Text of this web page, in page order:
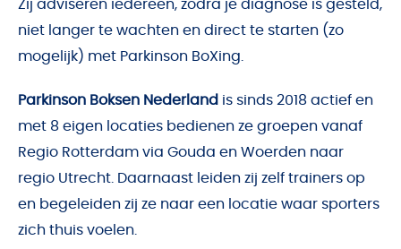
Zij adviseren iedereen, zodra je diagnose is gesteld,
niet langer te wachten en direct te starten (zo
mogelijk) met Parkinson BoXing.
Parkinson Boksen Nederland is sinds 2018 actief en
met 8 eigen locaties bedienen ze groepen vanaf
Regio Rotterdam via Gouda en Woerden naar
regio Utrecht. Daarnaast leiden zij zelf trainers op
en begeleiden zij ze naar een locatie waar sporters
zich thuis voelen.